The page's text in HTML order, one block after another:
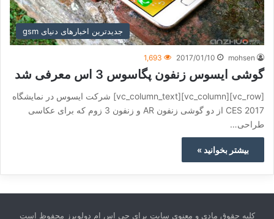
جدیدترین اخبارهای دنیای gsm
mohsen
2017/01/10
1,693
گوشی ایسوس زنفون پگاسوس 3 اس معرفی شد
[vc_row][vc_column][vc_column_text] شرکت ایسوس در نمایشگاه
CES 2017 از دو گوشی زنفون AR و زنفون 3 زوم که برای عکاسی
طراحی…
بیشتر بخوانید »
کلیه حقوق مادی و معنوی سایت برای جی اس ام دولوپرز محفوظ است